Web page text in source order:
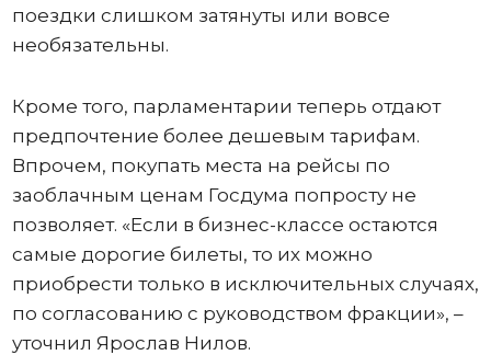
поездки слишком затянуты или вовсе
необязательны.
Кроме того, парламентарии теперь отдают
предпочтение более дешевым тарифам.
Впрочем, покупать места на рейсы по
заоблачным ценам Госдума попросту не
позволяет. «Если в бизнес-классе остаются
самые дорогие билеты, то их можно
приобрести только в исключительных случаях,
по согласованию с руководством фракции», –
уточнил Ярослав Нилов.